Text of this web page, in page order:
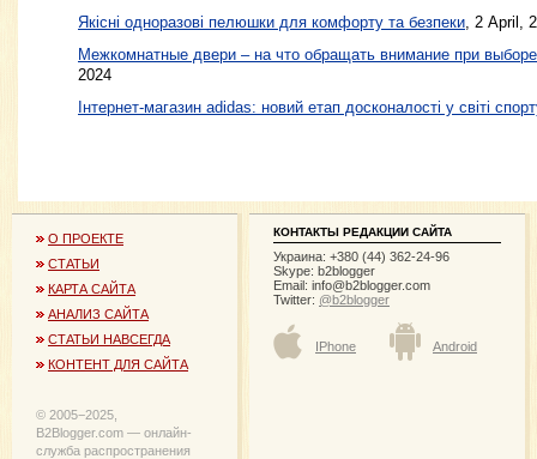
Якісні одноразові пелюшки для комфорту та безпеки , 2 April,
Межкомнатные двери – на что обращать внимание при
2024
Інтернет-магазин adidas: новий етап досконалості у світі
О ПРОЕКТЕ
СТАТЬИ
КАРТА САЙТА
АНАЛИЗ САЙТА
СТАТЬИ НАВСЕГДА
КОНТЕНТ ДЛЯ САЙТА
© 2005−2025,
B2Blogger.com — онлайн-
служба распространения
КОНТАКТЫ РЕДАКЦИИ САЙТА
Украина: +380 (44) 362-24-96
Skype: b2blogger
Email: info@b2blogger.com
Twitter: @b2blogger
IPhone Android